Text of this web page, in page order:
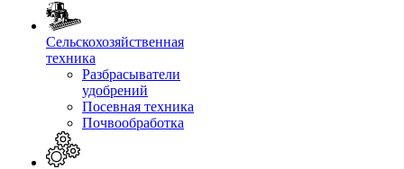
Сельскохозяйственная
техника
Разбрасыватели
удобрений
Посевная техника
Почвообработка